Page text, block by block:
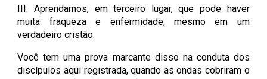
III. Aprendamos, em terceiro lugar, que pode haver
muita fraqueza e enfermidade, mesmo em um
verdadeiro cristão.
Você tem uma prova marcante disso na conduta dos
discípulos aqui registrada, quando as ondas cobriram o